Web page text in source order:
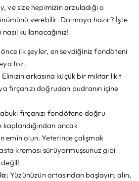
ve size hepimizin arzuladığı o
verebilir. Dalmaya hazır? İşte
kullanacağınız!
önce ilk şeyler, en sevdiğiniz fondöteni
toz.
Elinizin arkasına küçük bir miktar likit
fırçanızı doğrudan pudranın içine
fırçanızı fondötene doğru
kaplandığından ancak
emin olun. Yeterince çalışmak
kreması sürüyormuşsunuz gibi
Yüzünüzün ortasından başlayın; alın,